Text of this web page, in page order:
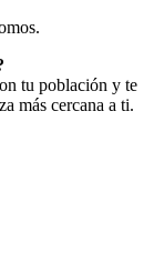
tu población y te
más cercana a ti.